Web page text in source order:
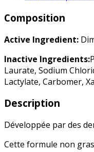
Composition
Active Ingredient:
Inactive Ingredients:
Laurate, Sodium
Lactylate, Carbomer,
Description
Développée par des
Cette formule non